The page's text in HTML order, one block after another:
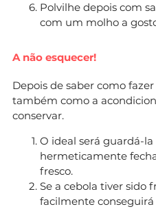
Polvilhe depois com
com um molho a
A não esquecer!
Depois de saber como
também como a
conservar.
O ideal será guardá-
hermeticamente
fresco.
Se a cebola tiver sido
facilmente